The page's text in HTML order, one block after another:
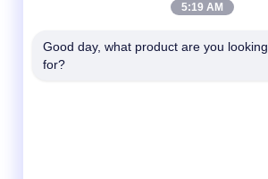
テレ
5:19 AM
Good day, what product are you looking
for?